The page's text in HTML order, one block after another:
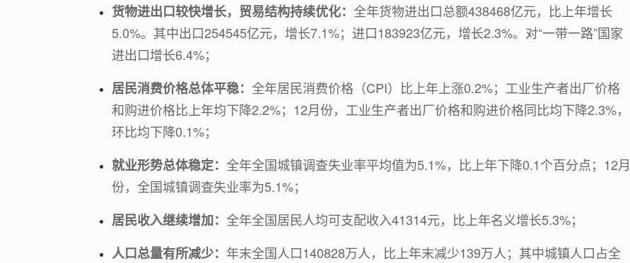
货物进出口较快增长，贸易结构持续优化： 全年货物进出口总额438468亿元，比上年增长
5.0%。其中出口254545亿元，增长7.1%；进口183923亿元，增长2.3%。对“一带一路”国家
进出口增长6.4%；
居民消费价格总体平稳： 全年居民消费价格（CPI）比上年上涨0.2%；工业生产者出厂价格
和购进价格比上年均下降2.2%；12月份，工业生产者出厂价格和购进价格同比均下降2.3%，
环比均下降0.1%；
就业形势总体稳定： 全年全国城镇调查失业率平均值为5.1%，比上年下降0.1个百分点；12月
份，全国城镇调查失业率为5.1%；
居民收入继续增加： 全年全国居民人均可支配收入41314元，比上年名义增长5.3%；
人口总量有所减少： 年末全国人口140828万人，比上年末减少139万人；其中城镇人口占全